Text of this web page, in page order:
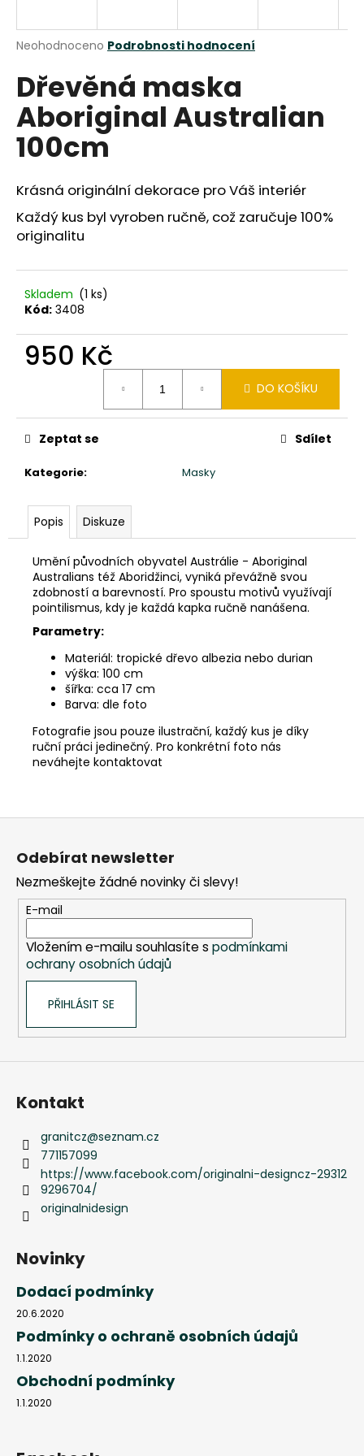
Průměrné
produktu
je
0,0
z
5
hvězdiček.
Neohodnoceno Podrobnosti hodnocení
Dřevěná maska
Aboriginal Australian
100cm
Krásná originální dekorace pro Váš interiér
Každý kus byl vyroben ručně, což zaručuje 100%
originalitu
Skladem (1 ks)
Kód: 3408
950 Kč
DO KOŠÍKU
Kategorie: Masky
Zeptat se Sdílet
Popis Diskuze
Umění původních obyvatel Austrálie - Aboriginal
Australians též Aboridžinci, vyniká převážně svou
zdobností a barevností. Pro spoustu motivů využívají
pointilismus, kdy je každá kapka ručně nanášena.
Parametry:
Materiál: tropické dřevo albezia nebo durian
výška: 100 cm
šířka: cca 17 cm
Barva: dle foto
Fotografie jsou pouze ilustrační, každý kus je díky
ruční práci jedinečný. Pro konkrétní foto nás
neváhejte kontaktovat
j
t
?
HLEDAT
o
p
o
r
u
e
m
SOCHA
BUDHA
BUDDHA
NA
LOTOSOVÉM
KVĚTU
30CM
ČERVENÁ
PATINA
Z
Odebírat newsletter
Nezmeškejte žádné novinky či slevy!
E-mail
Vložením e-mailu souhlasíte s podmínkami
ochrany osobních údajů
PŘIHLÁSIT SE
Kontakt
granitcz@seznam.cz
771157099
https://www.facebook.com/originalni-designcz-29312
9296704/
originalnidesign
Novinky
Dodací podmínky
20.6.2020
Podmínky o ochraně osobních údajů
1.1.2020
Obchodní podmínky
1.1.2020